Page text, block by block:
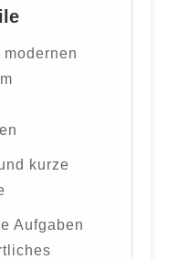
kurze
Aufgaben